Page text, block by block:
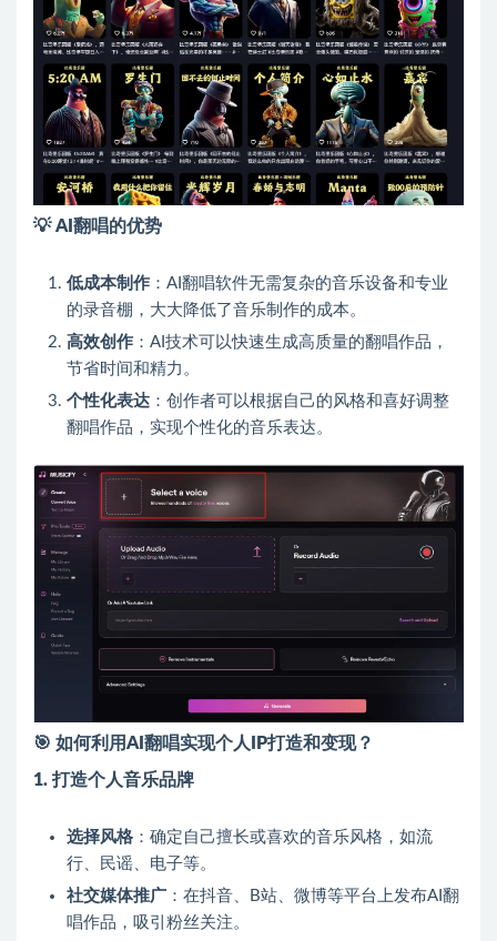
💡AI翻唱的优势
低成本制作 ：AI翻唱软件无需复杂的音乐设备和专业
的录音棚，大大降低了音乐制作的成本。
高效创作 ：AI技术可以快速生成高质量的翻唱作品，
节省时间和精力。
个性化表达 ：创作者可以根据自己的风格和喜好调整
翻唱作品，实现个性化的音乐表达。
🎯 如何利用AI翻唱实现个人IP打造和变现？
1. 打造个人音乐品牌
选择风格 ：确定自己擅长或喜欢的音乐风格，如流
行、民谣、电子等。
社交媒体推广 ：在抖音、B站、微博等平台上发布AI翻
唱作品，吸引粉丝关注。